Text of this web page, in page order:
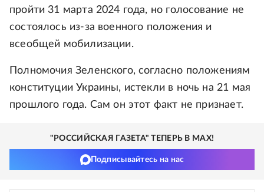
пройти 31 марта 2024 года, но голосование не
состоялось из-за военного положения и
всеобщей мобилизации.
Полномочия Зеленского, согласно положениям
конституции Украины, истекли в ночь на 21 мая
прошлого года. Сам он этот факт не признает.
"РОССИЙСКАЯ ГАЗЕТА" ТЕПЕРЬ В MAX!
Подписывайтесь на нас